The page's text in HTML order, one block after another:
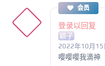
会员
登录以回复
颖子
2022年10月15
嘤嘤嘤我滴神